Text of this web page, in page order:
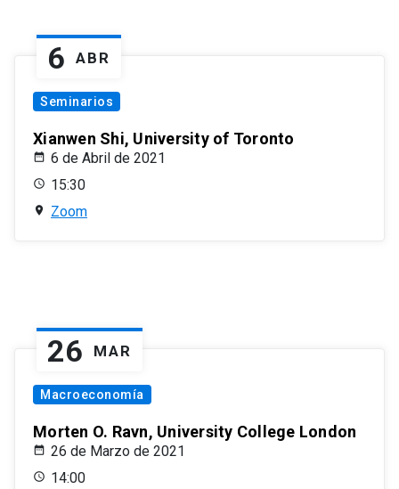
6 ABR
Seminarios
Xianwen Shi, University of Toronto
6 de Abril de 2021
15:30
Zoom
26 MAR
Macroeconomía
Morten O. Ravn, University College London
26 de Marzo de 2021
14:00